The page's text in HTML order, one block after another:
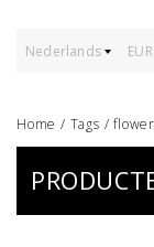
Nederlands
Home / Tags /